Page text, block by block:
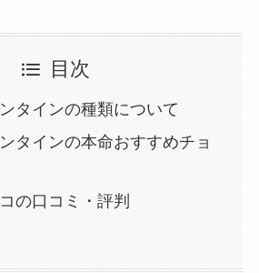
目次
タインの種類について
タインの本命おすすめチョ
の口コミ・評判